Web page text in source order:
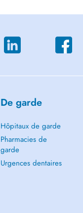
De garde
Hôpitaux de garde
Pharmacies de
garde
Urgences dentaires